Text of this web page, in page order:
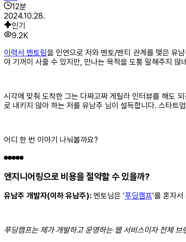
12분
2024.10.28.
인기
9.2K
이력서 멘토링을 인연으로 저와 멘토/멘티 관계를 맺은 유
야 기꺼이 사줄 수 있지만, 만나는 목적을 도통 말해주지 않
시각에 맞춰 도착한 그는 다짜고짜 게릴라 인터뷰를 해도
로 내키지 않아 하는 저를 유남주 님이 설득합니다. 스타트
어디 한 번 이야기 나눠볼까요?
엔지니어링으로 비용을 절약할 수 있을까?
유남주 개발자(이하 유남주): 멘토님은 ‘푸딩캠프’를 혼자
푸딩캠프는 제가 개발하고 운영하는 웹 서비스이자 전체